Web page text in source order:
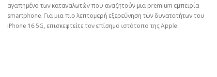
αγαπημένο των καταναλωτών που αναζητούν μια premium εμπειρία
smartphone. Για μια πιο λεπτομερή εξερεύνηση των δυνατοτήτων του
iPhone 16 5G, επισκεφτείτε τον επίσημο ιστότοπο της Apple.